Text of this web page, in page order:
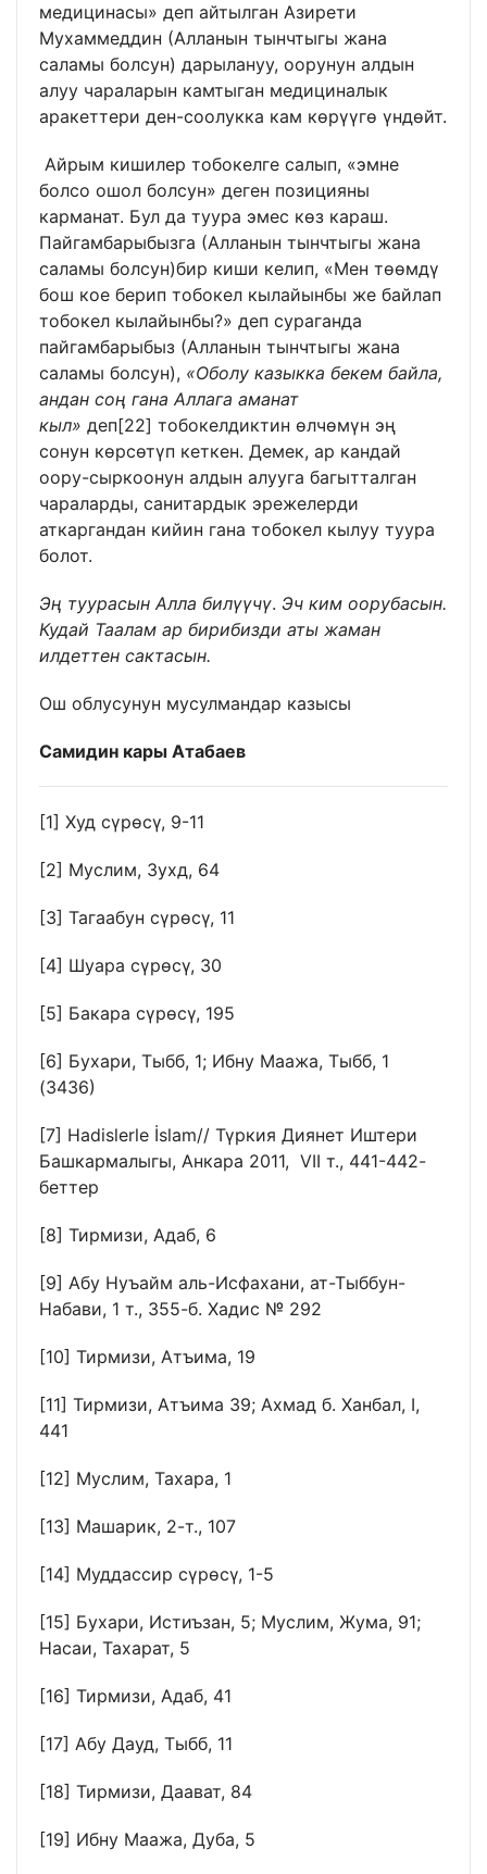
медицинасы» деп айтылган Азирети
Мухаммеддин (Алланын тынчтыгы жана
саламы болсун) дарылануу, оорунун алдын
алуу чараларын камтыган медициналык
аракеттери ден-соолукка кам көрүүгө үндөйт.
Айрым кишилер тобокелге салып, «эмне
болсо ошол болсун» деген позицияны
карманат. Бул да туура эмес көз караш.
Пайгамбарыбызга (Алланын тынчтыгы жана
саламы болсун)бир киши келип, «Мен төөмдү
бош кое берип тобокел кылайынбы же байлап
тобокел кылайынбы?» деп сураганда
пайгамбарыбыз (Алланын тынчтыгы жана
саламы болсун), «Оболу казыкка бекем байла,
андан соң гана Аллага аманат
кыл» деп[22] тобокелдиктин өлчөмүн эң
сонун көрсөтүп кеткен. Демек, ар кандай
оору-сыркоонун алдын алууга багытталган
чараларды, санитардык эрежелерди
аткаргандан кийин гана тобокел кылуу туура
болот.
Эң туурасын Алла билүүчү. Эч ким оорубасын.
Кудай Таалам ар бирибизди аты жаман
илдеттен сактасын.
Ош облусунун мусулмандар казысы
Самидин кары Атабаев
[1] Худ сүрөсү, 9-11
[2] Муслим, Зухд, 64
[3] Тагаабун cүрөсү, 11
[4] Шуара cүрөсү, 30
[5] Бакара сүрөсү, 195
[6] Бухари, Тыбб, 1; Ибну Маажа, Тыбб, 1
(3436)
[7] Hadislerle İslam// Түркия Диянет Иштери
Башкармалыгы, Анкара 2011, VII т., 441-442-
беттер
[8] Тирмизи, Адаб, 6
[9] Абу Нуъайм аль-Исфахани, ат-Тыббун-
Набави, 1 т., 355-б. Хадис № 292
[10] Тирмизи, Атъима, 19
[11] Тирмизи, Атъима 39; Ахмад б. Ханбал, I,
441
[12] Муслим, Тахара, 1
[13] Машарик, 2-т., 107
[14] Муддассир сүрөсү, 1-5
[15] Бухари, Истиъзан, 5; Муслим, Жума, 91;
Насаи, Тахарат, 5
[16] Тирмизи, Адаб, 41
[17] Абу Дауд, Тыбб, 11
[18] Тирмизи, Даават, 84
[19] Ибну Маажа, Дуба, 5